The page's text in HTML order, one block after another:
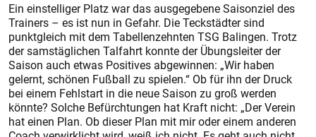
Ein einstelliger Platz war das ausgegebene Saisonziel des
Trainers – es ist nun in Gefahr. Die Teckstädter sind
punktgleich mit dem Tabellenzehnten TSG Balingen. Trotz
der samstäglichen Talfahrt konnte der Übungsleiter der
Saison auch etwas Positives abgewinnen: „Wir haben
gelernt, schönen Fußball zu spielen.“ Ob für ihn der Druck
bei einem Fehlstart in die neue Saison zu groß werden
könnte? Solche Befürchtungen hat Kraft nicht: „Der Verein
hat einen Plan. Ob dieser Plan mit mir oder einem anderen